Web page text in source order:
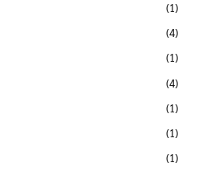
(1)
(4)
(1)
(4)
(1)
(1)
(1)